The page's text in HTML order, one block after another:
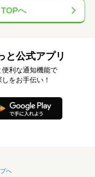
へ
と公式アプリ
利な通知機能で
をお手伝い！
へ